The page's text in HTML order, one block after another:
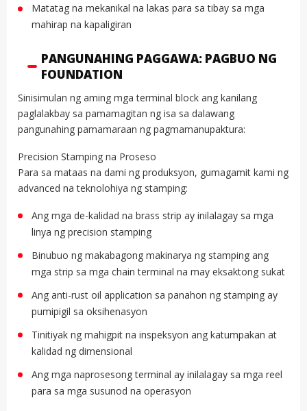
Matatag na mekanikal na lakas para sa tibay sa mga
mahirap na kapaligiran
PANGUNAHING PAGGAWA: PAGBUO NG
FOUNDATION
Sinisimulan ng aming mga terminal block ang kanilang
paglalakbay sa pamamagitan ng isa sa dalawang
pangunahing pamamaraan ng pagmamanupaktura:
Precision Stamping na Proseso
Para sa mataas na dami ng produksyon, gumagamit kami ng
advanced na teknolohiya ng stamping:
Ang mga de-kalidad na brass strip ay inilalagay sa mga
linya ng precision stamping
Binubuo ng makabagong makinarya ng stamping ang
mga strip sa mga chain terminal na may eksaktong sukat
Ang anti-rust oil application sa panahon ng stamping ay
pumipigil sa oksihenasyon
Tinitiyak ng mahigpit na inspeksyon ang katumpakan at
kalidad ng dimensional
Ang mga naprosesong terminal ay inilalagay sa mga reel
para sa mga susunod na operasyon